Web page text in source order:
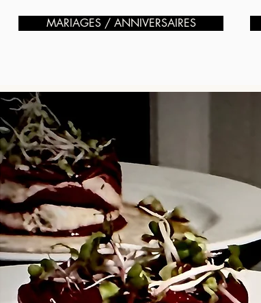
MARIAGES / ANNIVERSAIRES